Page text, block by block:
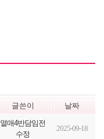
글쓴이 날짜
열매4반담임전
수정
2025-09-18